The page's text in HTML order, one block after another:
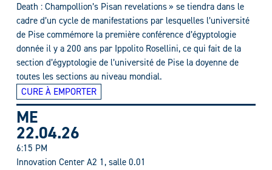
Death : Champollion’s Pisan revelations » se tiendra dans le
cadre d’un cycle de manifestations par lesquelles l’université
de Pise commémore la première conférence d’égyptologie
donnée il y a 200 ans par Ippolito Rosellini, ce qui fait de la
section d’égyptologie de l’université de Pise la doyenne de
toutes les sections au niveau mondial.
CURE À EMPORTER
ME
22.04.26
6:15 PM
Innovation Center A2 1, salle 0.01